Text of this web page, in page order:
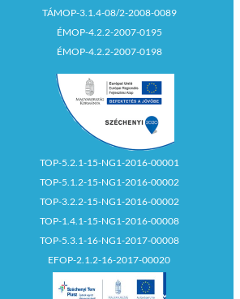
TÁMOP-3.1.4-08/2-2008-0089
ÉMOP-4.2.2-2007-0195
ÉMOP-4.2.2-2007-0198
TOP-5.2.1-15-NG1-2016-00001
TOP-5.1.2-15-NG1-2016-00002
TOP-3.2.2-15-NG1-2016-00002
TOP-1.4.1-15-NG1-2016-00008
TOP-5.3.1-16-NG1-2017-00008
EFOP-2.1.2-16-2017-00020